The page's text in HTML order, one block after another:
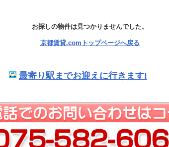
お探しの物件は見つかりませんでした。
京都賃貸.comトップページへ戻る
最寄り駅までお迎えに行きます!